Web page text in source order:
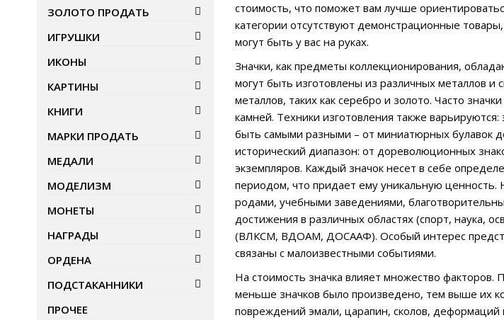
стоимость, что поможет вам лучше
категории отсутствуют демонстрационные
могут быть у вас на руках.
Значки, как предметы коллекционирования,
могут быть изготовлены из различных металлов
металлов, таких как серебро и золото. Часто
камней. Техники изготовления также
быть самыми разными – от миниатюрных булавок
исторический диапазон: от дореволюционных
экземпляров. Каждый значок несет в себе
периодом, что придает ему уникальную
родами, учебными заведениями,
достижения в различных областях (спорт, наука,
(ВЛКСМ, ВДОАМ, ДОСААФ). Особый интерес
связаны с малоизвестными событиями.
На стоимость значка влияет множество факторов.
меньше значков было произведено, тем выше их
повреждений эмали, царапин, сколов,
ЗОЛОТО ПРОДАТЬ
ИГРУШКИ
ИКОНЫ
КАРТИНЫ
КНИГИ
МАРКИ ПРОДАТЬ
МЕДАЛИ
МОДЕЛИЗМ
МОНЕТЫ
НАГРАДЫ
ОРДЕНА
ПОДСТАКАННИКИ
ПРОЧЕЕ